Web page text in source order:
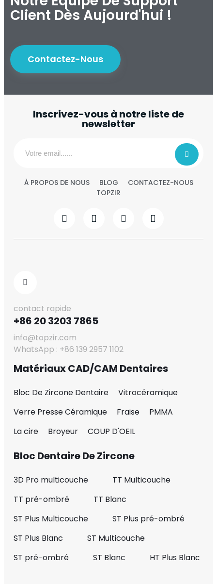
Client Dès Aujourd'hui !
Contactez-Nous
Inscrivez-vous à notre liste de
newsletter
À PROPOS DE NOUS BLOG
CONTACTEZ-NOUS
TOPZIR
contact rapide
+86 20 3203 7865
info@topzir.com
WhatsApp : +86 139 2957 1102
Matériaux CAD/CAM Dentaires
Bloc De Zircone Dentaire
Vitrocéramique
Verre Presse Céramique
Fraise
PMMA
La cire
Broyeur COUP D'OEIL
Bloc Dentaire De Zircone
3D Pro multicouche
TT Multicouche
TT pré-ombré
TT Blanc
ST Plus Multicouche
ST Plus pré-ombré
ST Plus Blanc
ST Multicouche
ST pré-ombré
ST Blanc HT Plus Blanc